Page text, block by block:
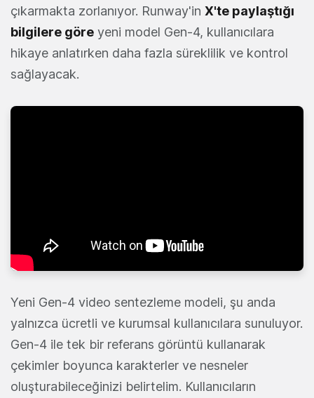
çıkarmakta zorlanıyor. Runway'in X'te paylaştığı
bilgilere göre yeni model Gen-4, kullanıcılara
hikaye anlatırken daha fazla süreklilik ve kontrol
sağlayacak.
Yeni Gen-4 video sentezleme modeli, şu anda
yalnızca ücretli ve kurumsal kullanıcılara sunuluyor.
Gen-4 ile tek bir referans görüntü kullanarak
çekimler boyunca karakterler ve nesneler
oluşturabileceğinizi belirtelim. Kullanıcıların